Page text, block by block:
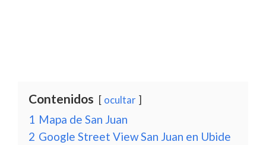
Contenidos ocultar
1 Mapa de San Juan
2 Google Street View San Juan en Ubide